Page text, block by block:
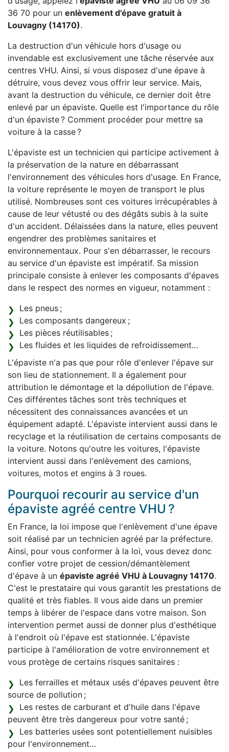
36 70 pour un enlèvement d'épave gratuit à
Louvagny (14170).
La destruction d'un véhicule hors d'usage ou
invendable est exclusivement une tâche réservée aux
centres VHU. Ainsi, si vous disposez d'une épave à
détruire, vous devez vous offrir leur service. Mais,
avant la destruction du véhicule, ce dernier doit être
enlevé par un épaviste. Quelle est l'importance du rôle
d'un épaviste ? Comment procéder pour mettre sa
voiture à la casse ?
L'épaviste est un technicien qui participe activement à
la préservation de la nature en débarrassant
l'environnement des véhicules hors d'usage. En France,
la voiture représente le moyen de transport le plus
utilisé. Nombreuses sont ces voitures irrécupérables à
cause de leur vétusté ou des dégâts subis à la suite
d'un accident. Délaissées dans la nature, elles peuvent
engendrer des problèmes sanitaires et
environnementaux. Pour s'en débarrasser, le recours
au service d'un épaviste est impératif. Sa mission
principale consiste à enlever les composants d'épaves
dans le respect des normes en vigueur, notamment :
Les pneus ;
Les composants dangereux ;
Les pièces réutilisables ;
Les fluides et les liquides de refroidissement…
L'épaviste n'a pas que pour rôle d'enlever l'épave sur
son lieu de stationnement. Il a également pour
attribution le démontage et la dépollution de l'épave.
Ces différentes tâches sont très techniques et
nécessitent des connaissances avancées et un
équipement adapté. L'épaviste intervient aussi dans le
recyclage et la réutilisation de certains composants de
la voiture. Notons qu'outre les voitures, l'épaviste
intervient aussi dans l'enlèvement des camions,
voitures, motos et engins à 3 roues.
Pourquoi recourir au service d'un
épaviste agréé centre VHU ?
En France, la loi impose que l'enlèvement d'une épave
soit réalisé par un technicien agréé par la préfecture.
Ainsi, pour vous conformer à la loi, vous devez donc
confier votre projet de cession/démantèlement
d'épave à un épaviste agréé VHU à Louvagny 14170.
C'est le prestataire qui vous garantit les prestations de
qualité et très fiables. Il vous aide dans un premier
temps à libérer de l'espace dans votre maison. Son
intervention permet aussi de donner plus d'esthétique
à l'endroit où l'épave est stationnée. L'épaviste
participe à l'amélioration de votre environnement et
vous protège de certains risques sanitaires :
Les ferrailles et métaux usés d'épaves peuvent être
source de pollution ;
Les restes de carburant et d'huile dans l'épave
peuvent être très dangereux pour votre santé ;
Les batteries usées sont potentiellement nuisibles
pour l'environnement…